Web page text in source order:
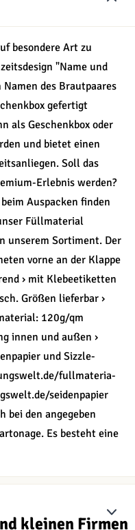
besondere Art zu
"Name und
des Brautpaares
gefertigt
als Geschenkbox oder
und bietet einen
Soll das
Erlebnis werden?
Auspacken finden
Füllmaterial
unserem Sortiment. Der
vorne an der Klappe
› mit Klebeetiketten
Größen lieferbar ›
120g/qm
innen und außen ›
und Sizzle-
fullmateria-
seidenpapier
bei den angegeben
Es besteht eine
kleinen Firmen